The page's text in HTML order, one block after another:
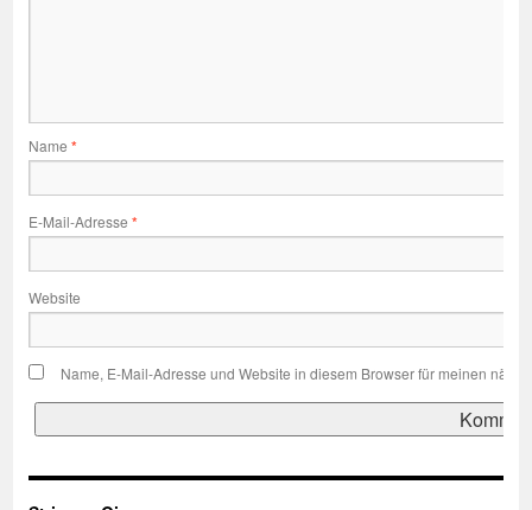
Name *
E-Mail-Adresse *
Website
Name, E-Mail-Adresse und Website in diesem Browser für meinen